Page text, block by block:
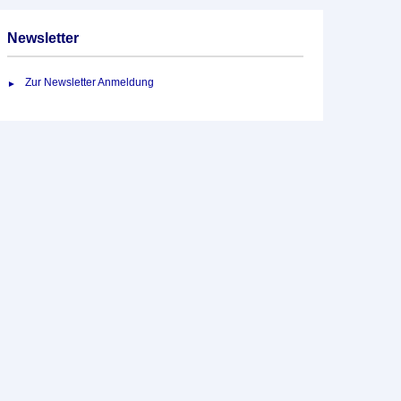
Newsletter
Zur Newsletter Anmeldung